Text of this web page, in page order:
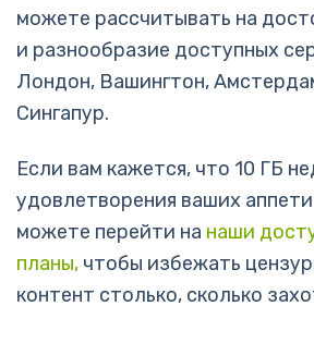
можете рассчитывать на
и разнообразие доступных
Лондон, Вашингтон,
Сингапур.
Если вам кажется, что 10 ГБ
удовлетворения ваших
можете перейти на наши
планы, чтобы избежать
контент столько, сколько